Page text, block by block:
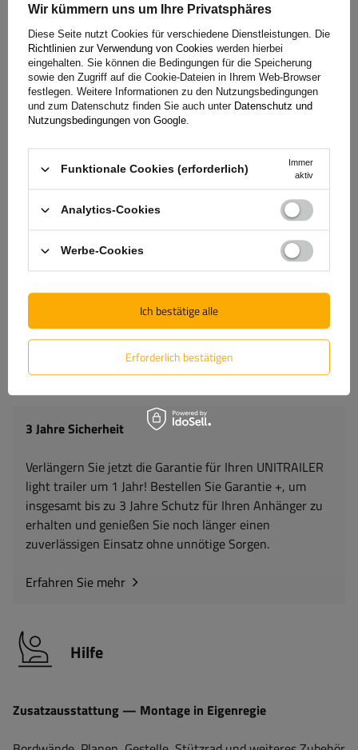
anzugeben, der zu Ihrem Auto passt, mit dem Sie den
Anhänger am häufigsten ziehen möchten. Bitte geben Sie im
Warenkorb im entsprechenden Bemerkungsfeld das
zulässige Gesamtgewicht des Anhängers (Ziffer O.2 im
Zulassungsschein) ein. Mögliches Gesamtgewicht: 300 kg,
350 kg, 400 kg, 450 kg, 499 kg, 500 kg, 525 kg, 550 kg, 575
kg, 600 kg, 625 kg, 650 kg, 675 kg, 700 kg, 725 kg, 750 kg.
Wenn Sie sich für unseren neuen Anhänger entscheiden,
erhalten Sie eine 2-jährige Garantie.
Das bedeutet, dass Sie
ihn nutzen können, ohne sich Gedanken über die Folgen
einer möglichen Panne zu machen. Wir legen jedem Produkt
eine Bedienungsanleitung und ein Garantieheft bei. Alle
wichtigen Dokumente werden mit dem gekauften Anhänger
mitgeliefert.
3 Jahre Sicherheit
Verlängern Sie jetzt die Garantie für Ihren UNITRAILER
light trailer um 1 Jahr! Bestellen Sie Garantie +, um
insgesamt bis zu 3 Jahre Schutz für Ihren Anhänger zu
erhalten und genießen Sie noch länger einen
zuverlässigen Einsatz ohne unnötige Sorgen.
Erfahren Sie mehr
Hilfe
Zusatzausstattung — Montage in Eigenregie
Wir kümmern uns um Ihre Privatsphäres
Diese Seite nutzt Cookies für verschiedene Dienstleistungen. Die
Richtlinien zur Verwendung von Cookies werden hierbei
eingehalten. Sie können die Bedingungen für die Speicherung
sowie den Zugriff auf die Cookie-Dateien in Ihrem Web-Browser
festlegen. Weitere Informationen zu den Nutzungsbedingungen
und zum Datenschutz finden Sie auch unter Datenschutz und
Nutzungsbedingungen von Google.
Funktionale Cookies (erforderlich)
Immer
aktiv
Analytics-Cookies
Werbe-Cookies
Erforderlich bestätigen
Ich bestätige alle